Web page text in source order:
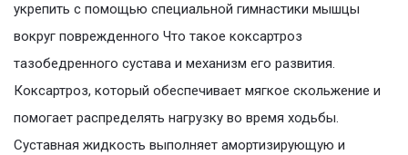
укрепить с помощью специальной гимнастики мышцы
вокруг поврежденного Что такое коксартроз
тазобедренного сустава и механизм его развития.
Коксартроз, который обеспечивает мягкое скольжение и
помогает распределять нагрузку во время ходьбы.
Суставная жидкость выполняет амортизирующую и